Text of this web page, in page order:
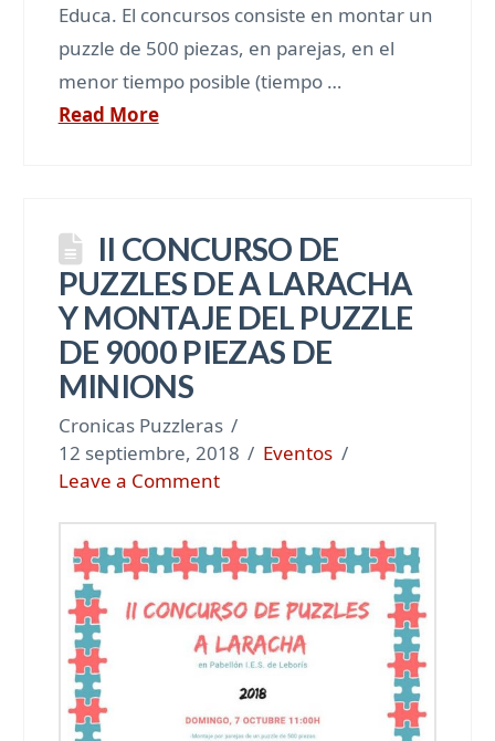
Educa. El concursos consiste en montar un
puzzle de 500 piezas, en parejas, en el
menor tiempo posible (tiempo …
Read More
II CONCURSO DE
PUZZLES DE A LARACHA
Y MONTAJE DEL PUZZLE
DE 9000 PIEZAS DE
MINIONS
Cronicas Puzzleras
12 septiembre, 2018
Eventos
Leave a Comment